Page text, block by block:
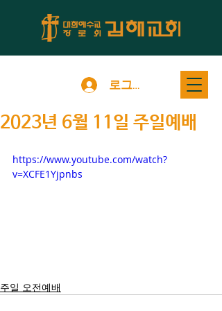
로그인
2023년 6월 11일 주일예배
https://www.youtube.com/watch?
v=XCFE1Yjpnbs
주일 오전예배